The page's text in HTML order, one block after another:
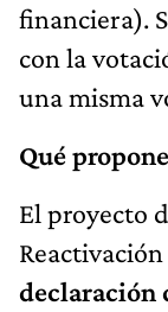
financiera).
con la
una misma
Qué
El proyecto
declaración